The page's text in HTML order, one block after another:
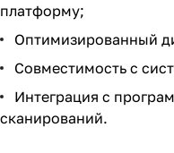
платформу;
Оптимизированный
Совместимость с
Интеграция с
сканирований.